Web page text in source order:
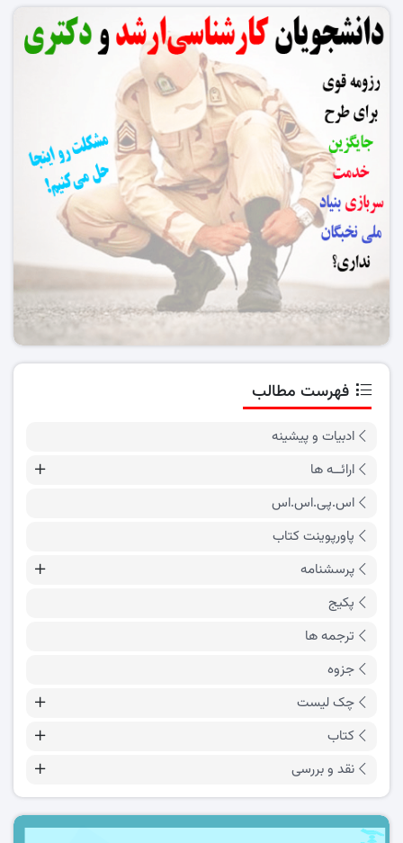
فهرست مطالب
ادبیات و پیشینه
ارائــه ها
اس.پی.اس.اس
پاورپوینت کتاب
پرسشنامه
پکیج
ترجمه ها
جزوه
چک لیست
کتاب
نقد و بررسی